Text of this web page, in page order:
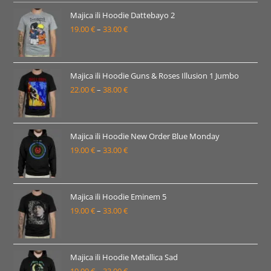
19.00 €
do
Majica ili Hoodie Dattebayo 2
19.00€– 33.00€Raspon
od
19.00 €
do
Majica ili Hoodie Guns & Roses Illusion 1 Jumbo
22.00€– 38.00€Raspon
od
22.00 €
do
Majica ili Hoodie New Order Blue Monday
19.00€– 33.00€Raspon
od
19.00 €
do
Majica ili Hoodie Eminem 5
19.00€– 33.00€Raspon
od
19.00 €
Majica ili Hoodie Metallica Sad